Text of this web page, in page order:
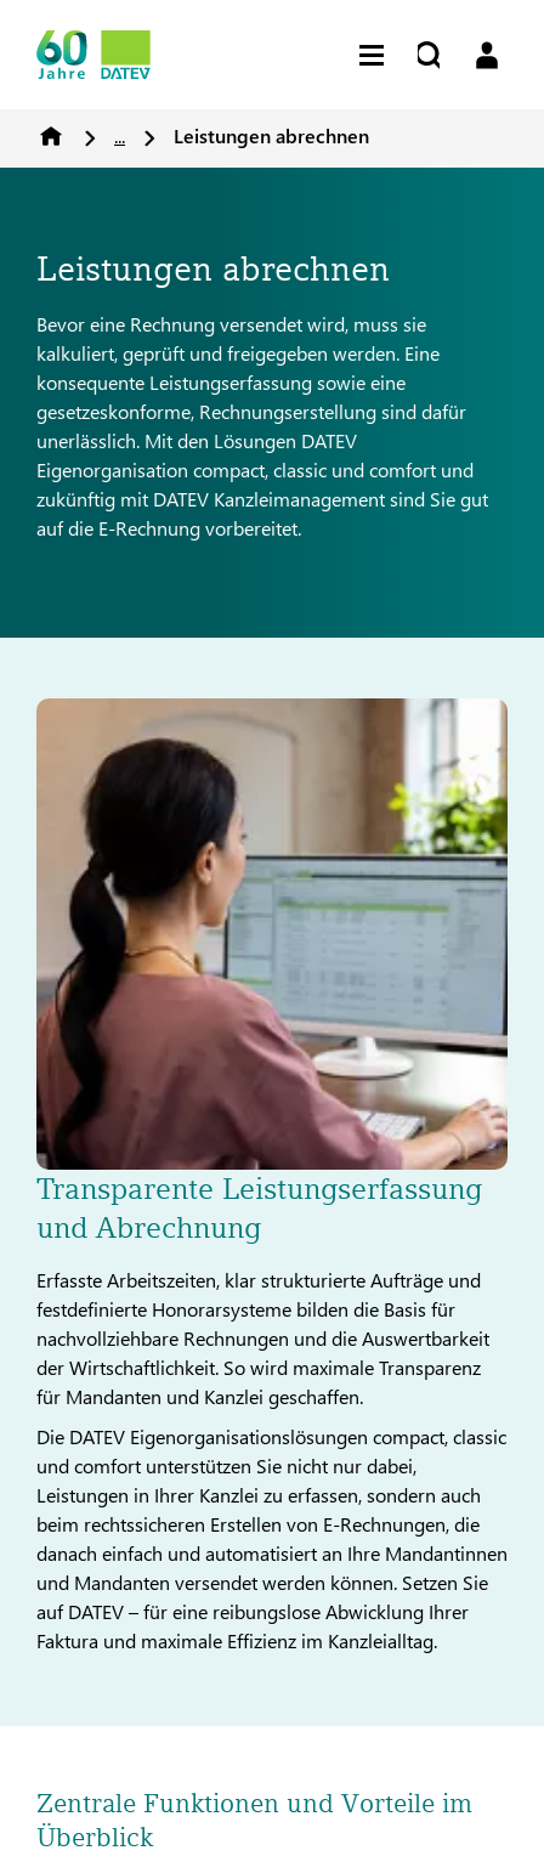
... Leistungen abrechnen
Leistungen abrechnen
Bevor eine Rechnung versendet wird, muss sie
kalkuliert, geprüft und freigegeben werden. Eine
konsequente Leistungserfassung sowie eine
gesetzeskonforme, Rechnungserstellung sind dafür
unerlässlich. Mit den Lösungen DATEV
Eigenorganisation compact, classic und comfort und
zukünftig mit DATEV Kanzleimanagement sind Sie gut
auf die E-Rechnung vorbereitet.
Transparente Leistungserfassung
und Abrechnung
Erfasste Arbeitszeiten, klar strukturierte Aufträge und
festdefinierte Honorarsysteme bilden die Basis für
nachvollziehbare Rechnungen und die Auswertbarkeit
der Wirtschaftlichkeit. So wird maximale Transparenz
für Mandanten und Kanzlei geschaffen.
Die DATEV Eigenorganisationslösungen compact, classic
und comfort unterstützen Sie nicht nur dabei,
Leistungen in Ihrer Kanzlei zu erfassen, sondern auch
beim rechtssicheren Erstellen von E-Rechnungen, die
danach einfach und automatisiert an Ihre Mandantinnen
und Mandanten versendet werden können. Setzen Sie
auf DATEV – für eine reibungslose Abwicklung Ihrer
Faktura und maximale Effizienz im Kanzleialltag.
Zentrale Funktionen und Vorteile im
Überblick